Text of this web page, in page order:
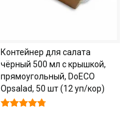
Контейнер для салата
чёрный 500 мл с крышкой,
прямоугольный, DoECO
Opsalad, 50 шт (12 уп/кор)